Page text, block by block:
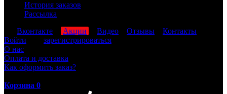
История заказов
Рассылка
Вконтакте Акции Видео Отзывы
Контакты
Войти
зарегистрироваться
О нас
Оплата и доставка
Как оформить заказ?
Корзина 0